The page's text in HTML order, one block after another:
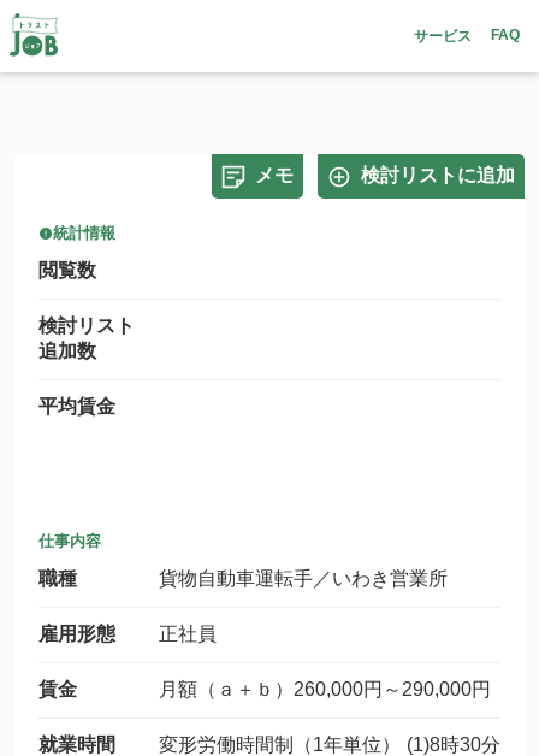
サービス FAQ
メモ 検討リストに追加
統計情報
閲覧数
検討リスト
追加数
平均賃金
仕事内容
職種 貨物自動車運転手／いわき営業所
雇用形態 正社員
賃金 月額（ａ＋ｂ）260,000円～290,000円
就業時間
変形労働時間制（1年単位） (1)8時30分